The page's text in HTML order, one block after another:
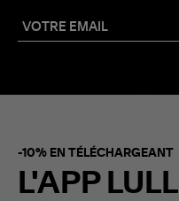
-10% EN TÉLÉCHARGEANT
L'APP LULLI